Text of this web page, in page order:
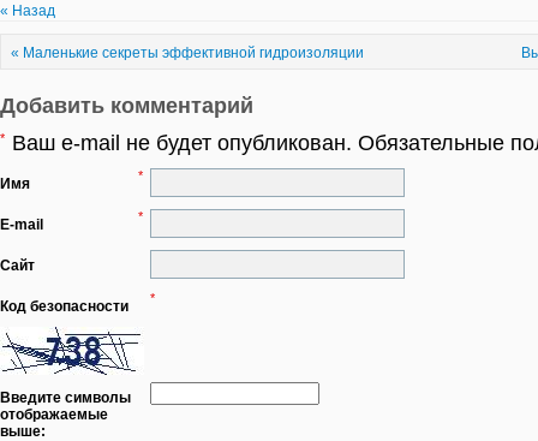
« Назад
« Маленькие секреты эффективной гидроизоляции
Добавить комментарий
Ваш e-mail не будет опубликован. Обязательные
*
Имя *
E-mail *
Сайт
Код безопасности *
Введите символы
отображаемые
выше: